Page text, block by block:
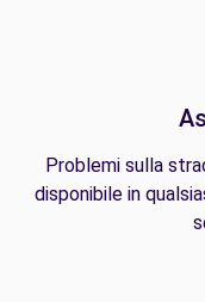
Problemi sulla
disponibile in